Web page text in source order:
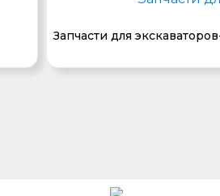
Запчасти для